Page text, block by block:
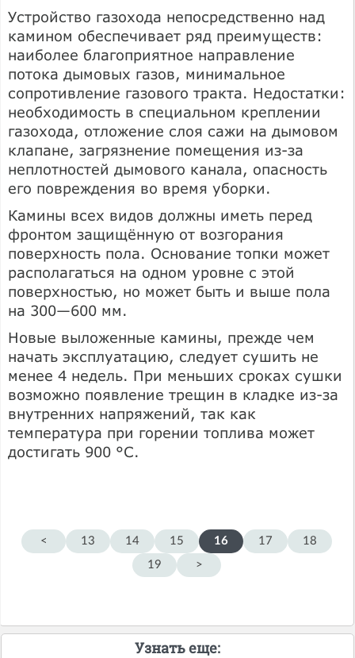
Устройство газохода непосредственно над
камином обеспечивает ряд преимуществ:
наиболее благоприятное направление
потока дымовых газов, минимальное
сопротивление газового тракта. Недостатки:
необходимость в специальном креплении
газохода, отложение слоя сажи на дымовом
клапане, загрязнение помещения из-за
неплотностей дымового канала, опасность
его повреждения во время уборки.
Камины всех видов должны иметь перед
фронтом защищённую от возгорания
поверхность пола. Основание топки может
располагаться на одном уровне с этой
поверхностью, но может быть и выше пола
на 300—600 мм.
Новые выложенные камины, прежде чем
начать эксплуатацию, следует сушить не
менее 4 недель. При меньших сроках сушки
возможно появление трещин в кладке из-за
внутренних напряжений, так как
температура при горении топлива может
достигать 900 °С.
< 13 14 15 16 17
18
19
>
Узнать еще: